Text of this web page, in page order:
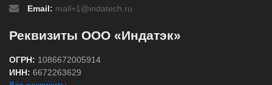
Email: mail+1@indatech.ru
Реквизиты ООО «Индатэк»
ОГРН: 1086672005914
ИНН: 6672263629